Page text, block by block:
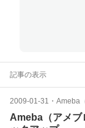
記事の表示
2009-01-31 ・ Ameba
Ameba（アメ